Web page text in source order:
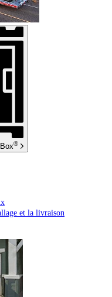
®
et la livraison